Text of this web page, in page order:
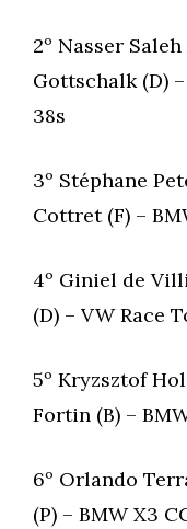
2º Nasser
Gottschalk (D)
38s
3º Stéphane
Cottret (F) –
4º Giniel de
(D) – VW Race
5º Kryzsztof
Fortin (B) –
6º Orlando
(P) – BMW X3